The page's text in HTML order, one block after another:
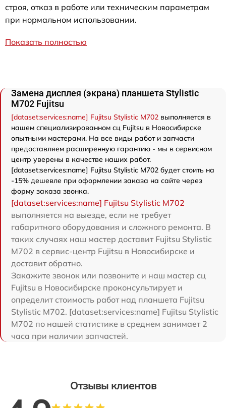
строя, отказ в работе или техническим параметрам
при нормальном использовании.
Показать полностью
Замена дисплея (экрана) планшета Stylistic
M702 Fujitsu
[dataset:services:name] Fujitsu Stylistic M702 выполняется в
нашем специализированном сц Fujitsu в Новосибирске
опытными мастерами. На все виды работ и запчасти
предоставляем расширенную гарантию - мы в сервисном
центр уверены в качестве наших работ.
[dataset:services:name] Fujitsu Stylistic M702 будет стоить на
-15% дешевле при оформлении заказа на сайте через
форму заказа звонка.
[dataset:services:name] Fujitsu Stylistic M702
выполняется на выезде, если не требует
габаритного оборудования и сложного ремонта. В
таких случаях наш мастер доставит Fujitsu Stylistic
M702 в сервис-центр Fujitsu в Новосибирске и
доставит обратно.
Закажите звонок или позвоните и наш мастер сц
Fujitsu в Новосибирске проконсультирует и
определит стоимость работ над планшета Fujitsu
Stylistic M702. [dataset:services:name] Fujitsu Stylistic
M702 по нашей статистике в среднем занимает 2
часа при наличии запчастей.
Отзывы клиентов